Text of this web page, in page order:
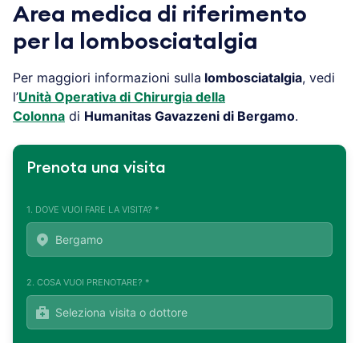
Area medica di riferimento
per la lombosciatalgia
Per maggiori informazioni sulla lombosciatalgia, vedi
l’Unità Operativa di Chirurgia della
Colonna di Humanitas Gavazzeni di Bergamo.
Prenota una visita
1. DOVE VUOI FARE LA VISITA? *
2. COSA VUOI PRENOTARE? *